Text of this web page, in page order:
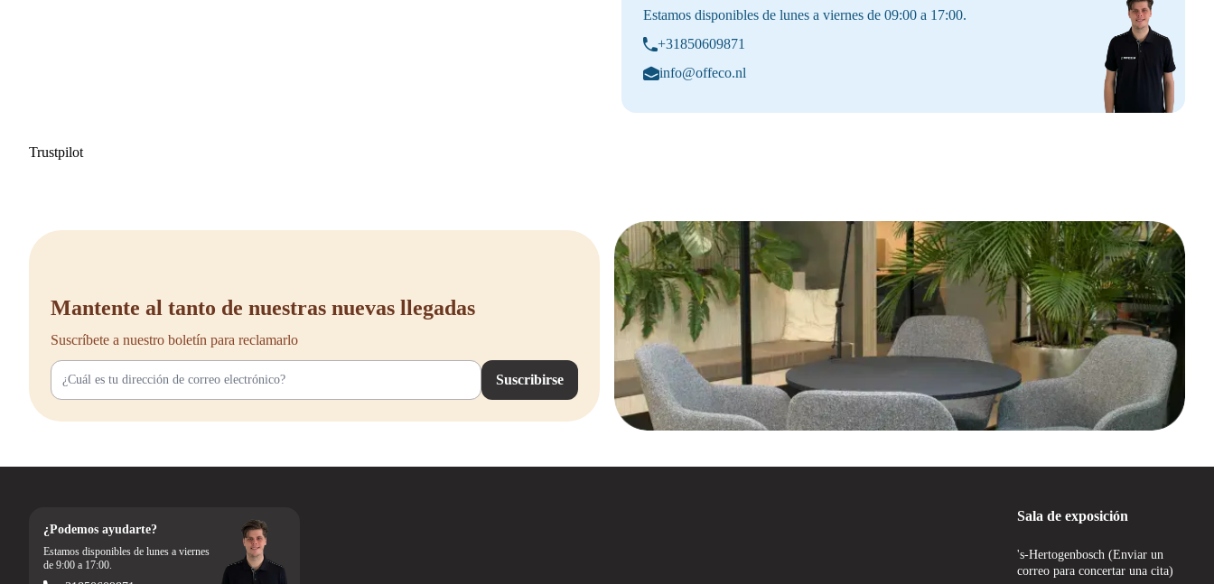
Estamos disponibles de lunes a viernes de 09:00 a 17:00.
+31850609871
info@offeco.nl
Trustpilot
Mantente al tanto de nuestras nuevas llegadas
Suscríbete a nuestro boletín para reclamarlo
Suscribirse
¿Podemos ayudarte?
Estamos disponibles de lunes a viernes
de 9:00 a 17:00.
Sala de exposición
's-Hertogenbosch (Enviar un
correo para concertar una cita)